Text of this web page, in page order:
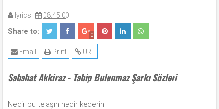
lyrics 08:45:00
Share to: 0
URL
Print
Email
Sabahat Akkiraz - Tabip Bulunmaz Şarkı Sözleri
Nedir bu telaşın nedir kederin